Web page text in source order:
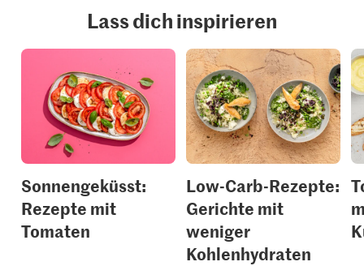
Lass dich inspirieren
Sonnengeküsst:
Rezepte mit
Tomaten
Low-Carb-Rezepte:
Gerichte mit
weniger
Kohlenhydraten